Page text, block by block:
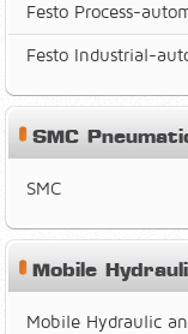
Festo Process-
Festo Industrial-
SMC
SMC
Mobile
Mobile Hydraulic